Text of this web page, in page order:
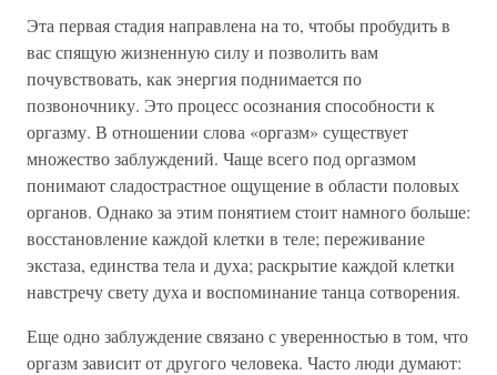
Эта первая стадия направлена на то, чтобы пробудить в
вас спящую жизненную силу и позволить вам
почувствовать, как энергия поднимается по
позвоночнику. Это процесс осознания способности к
оргазму. В отношении слова «оргазм» существует
множество заблуждений. Чаще всего под оргазмом
понимают сладострастное ощущение в области половых
органов. Однако за этим понятием стоит намного больше:
восстановление каждой клетки в теле; переживание
экстаза, единства тела и духа; раскрытие каждой клетки
навстречу свету духа и воспоминание танца сотворения.
Еще одно заблуждение связано с уверенностью в том, что
оргазм зависит от другого человека. Часто люди думают: